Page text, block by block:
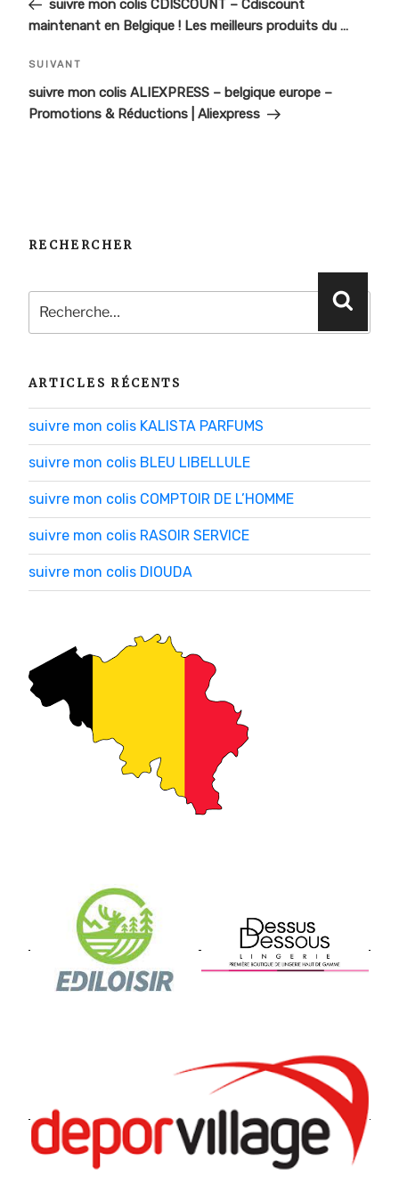
l’article
suivre mon colis CDISCOUNT – Cdiscount
maintenant en Belgique ! Les meilleurs produits du …
Article
suivant
SUIVANT
suivre mon colis ALIEXPRESS – belgique europe –
Promotions & Réductions | Aliexpress
RECHERCHER
pour
:
ARTICLES RÉCENTS
suivre mon colis KALISTA PARFUMS
suivre mon colis BLEU LIBELLULE
suivre mon colis COMPTOIR DE L’HOMME
suivre mon colis RASOIR SERVICE
suivre mon colis DIOUDA